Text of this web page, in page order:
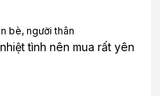
bè, người thân
tình nên mua rất yên